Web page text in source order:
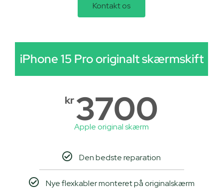
Kontakt os
iPhone 15 Pro originalt skærmskift
kr3700
Apple original skærm
Den bedste reparation
Nye flexkabler monteret på originalskærm